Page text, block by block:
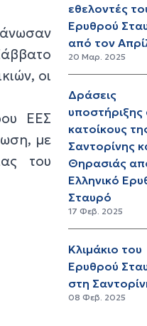
οι
ΕΕΣ
με
του
εθελοντές
Ερυθρού
από τον
20 Μαρ. 2025
Δράσεις
υποστήριξης
κατοίκους
Σαντορίνης
Θηρασιάς
Ελληνικό
Σταυρό
17 Φεβ. 2025
Κλιμάκιο του
Ερυθρού
στη
08 Φεβ. 2025